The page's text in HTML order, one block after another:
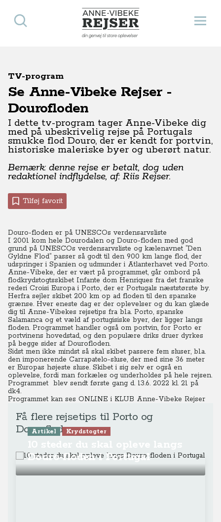
Anne-Vibeke Rejser
din genvej til store oplevelser
Åbn
Søg
TV-program
Se Anne-Vibeke Rejser -
Dourofloden
I dette tv-program tager Anne-Vibeke dig
med på ubeskrivelig rejse på Portugals
smukke flod Douro, der er kendt for portvin,
historiske maleriske byer og uberørt natur.
Bemærk: denne rejse er betalt, dog uden
redaktionel indflydelse, af: Riis Rejser.​
Tilføj favorit
Douro-floden er på UNESCOs verdensarvsliste
I 2001 kom hele Dourodalen og Douro-floden med god
grund på UNESCOs verdensarvsliste og kælenavnet ”Den
Gyldne Flod” passer så godt til den 900 km lange flod, der
udspringer i Spanien og udmunder i Atlanterhavet ved Porto.
Anne-Vibeke, der er vært på programmet, går ombord på
flodkrydstogtsskibet Infante dom Henriques fra det franske
rederi Croisi Europa i Porto, der er Portugals næststørste by.
Herfra sejler skibet 200 km op ad floden til den spanske
grænse. Hver eneste dag er der oplevelser og du kan glæde
dig til Anne-Vibekes rejsetips fra bl.a. Porto, spanske
Salamanca og et væld af portugisiske byer, der ligger langs
floden. Programmet handler også om portvin, for Porto er
portvinens hovedstad, og den populære driks druer dyrkes
på begge sider af Dourofloden.
Sidst men ikke mindst så skal skibet passere fem sluser, bl.a.
den imponerende Carrapatelo-sluse, der med sine 36 meter
er Europas højeste sluse. Skibet i sig selv er også en
oplevelse, fordi man forkæles og underholdes på hele rejsen.
Programmet blev sendt første gang d. 13.6. 2022 kl. 21 på
dk4.
Programmet kan ses ONLINEi KLUB Anne-Vibeke Rejser
Få flere rejsetips til Porto og
Dourofloden
Artikel Krydstogter
Douro-floden i Portugal